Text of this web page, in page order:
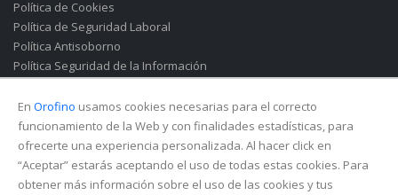
Política de Cookies
Política de Seguridad Laboral
Política Antisoborno
Política Seguridad de la Información
En Orofino usamos cookies necesarias para el correcto
funcionamiento de la Web y con finalidades estadísticas, para
ofrecerte una experiencia personalizada. Al hacer click en
“Aceptar” estarás aceptando el uso de todas estas cookies. Para
obtener más información sobre el uso de las cookies y tus